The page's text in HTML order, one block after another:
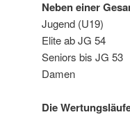
Neben einer
Jugend (U19)
Elite ab JG 54
Seniors bis JG 53
Damen
Die